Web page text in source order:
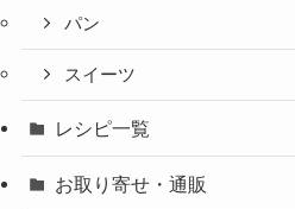
パン
スイーツ
レシピ一覧
お取り寄せ・通販